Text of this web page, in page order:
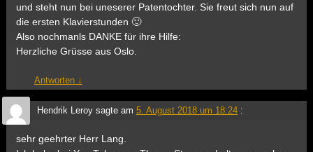
und steht nun bei uneserer Patentochter. Sie freut sich nun auf
die ersten Klavierstunden 🙂
Also nochmanls DANKE für ihre Hilfe:
Herzliche Grüsse aus Oslo.
Antworten ↓
Hendrik Leroysagte am 5. August 2018 um 18:24 :
sehr geehrter Herr Lang.